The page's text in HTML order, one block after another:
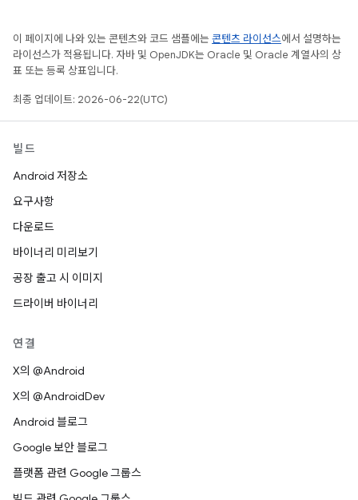
이 페이지에 나와 있는 콘텐츠와 코드 샘플에는 콘텐츠 라이선스에서 설명하는
라이선스가 적용됩니다. 자바 및 OpenJDK는 Oracle 및 Oracle 계열사의 상
표 또는 등록 상표입니다.
최종 업데이트: 2026-06-22(UTC)
빌드
Android 저장소
요구사항
다운로드
바이너리 미리보기
공장 출고 시 이미지
드라이버 바이너리
연결
X의 @Android
X의 @AndroidDev
Android 블로그
Google 보안 블로그
플랫폼 관련 Google 그룹스